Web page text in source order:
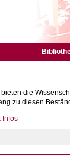
die
zu diesen
Infos